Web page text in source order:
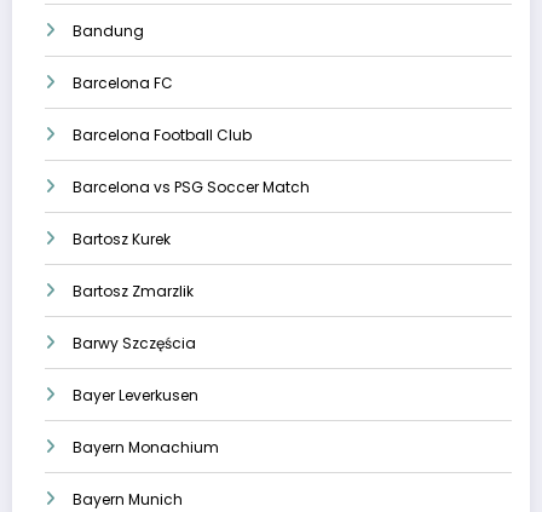
Bandung
Barcelona FC
Barcelona Football Club
Barcelona vs PSG Soccer Match
Bartosz Kurek
Bartosz Zmarzlik
Barwy Szczęścia
Bayer Leverkusen
Bayern Monachium
Bayern Munich